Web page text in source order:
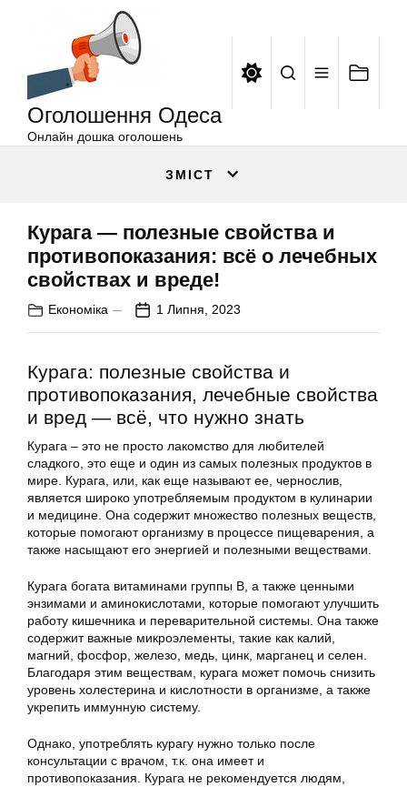
Оголошення Одеса
Онлайн дошка оголошень
ЗМІСТ
Курага — полезные свойства и
противопоказания: всё о лечебных
свойствах и вреде!
Економіка 1 Липня, 2023
Курага: полезные свойства и
противопоказания, лечебные свойства
и вред — всё, что нужно знать
Курага – это не просто лакомство для любителей
сладкого, это еще и один из самых полезных продуктов в
мире. Курага, или, как еще называют ее, чернослив,
является широко употребляемым продуктом в кулинарии
и медицине. Она содержит множество полезных веществ,
которые помогают организму в процессе пищеварения, а
также насыщают его энергией и полезными веществами.
Курага богата витаминами группы В, а также ценными
энзимами и аминокислотами, которые помогают улучшить
работу кишечника и переварительной системы. Она также
содержит важные микроэлементы, такие как калий,
магний, фосфор, железо, медь, цинк, марганец и селен.
Благодаря этим веществам, курага может помочь снизить
уровень холестерина и кислотности в организме, а также
укрепить иммунную систему.
Однако, употреблять курагу нужно только после
консультации с врачом, т.к. она имеет и
противопоказания. Курага не рекомендуется людям,